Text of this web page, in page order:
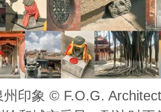
州印象 ©️ F.O.G.